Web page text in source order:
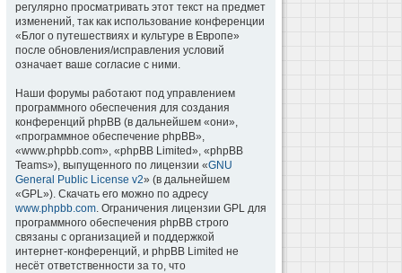
регулярно просматривать этот текст на предмет
изменений, так как использование конференции
«Блог о путешествиях и культуре в Европе»
после обновления/исправления условий
означает ваше согласие с ними.
Наши форумы работают под управлением
программного обеспечения для создания
конференций phpBB (в дальнейшем «они»,
«программное обеспечение phpBB»,
«www.phpbb.com», «phpBB Limited», «phpBB
Teams»), выпущенного по лицензии «GNU
General Public License v2» (в дальнейшем
«GPL»). Скачать его можно по адресу
www.phpbb.com. Ограничения лицензии GPL для
программного обеспечения phpBB строго
связаны с организацией и поддержкой
интернет-конференций, и phpBB Limited не
несёт ответственности за то, что